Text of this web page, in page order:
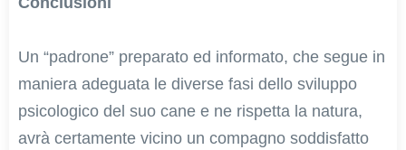
Un “padrone” preparato ed informato, che segue in
maniera adeguata le diverse fasi dello sviluppo
psicologico del suo cane e ne rispetta la natura,
avrà certamente vicino un compagno soddisfatto